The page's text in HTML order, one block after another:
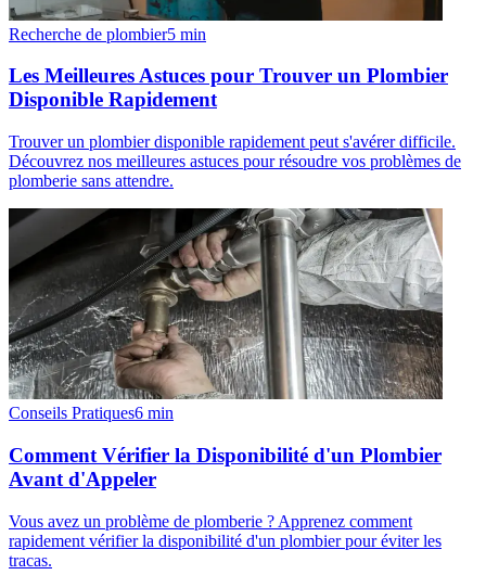
Recherche de plombier5 min
Les Meilleures Astuces pour Trouver un Plombier
Disponible Rapidement
Trouver un plombier disponible rapidement peut s'avérer difficile.
Découvrez nos meilleures astuces pour résoudre vos problèmes de
plomberie sans attendre.
Conseils Pratiques6 min
Comment Vérifier la Disponibilité d'un Plombier
Avant d'Appeler
Vous avez un problème de plomberie ? Apprenez comment
rapidement vérifier la disponibilité d'un plombier pour éviter les
tracas.